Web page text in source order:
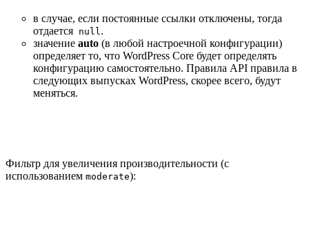
в случае, если постоянные ссылки отключены, тогда
отдается null .
значение auto (в любой настроечной конфигурации)
определяет то, что WordPress Core будет определять
конфигурацию самостоятельно. Правила API правила в
следующих выпусках WordPress, скорее всего, будут
меняться.
Фильтр для увеличения производительности (с
использованием moderate):